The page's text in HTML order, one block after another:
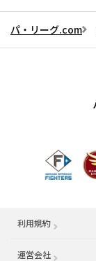
パ・リーグ.com
利用規約
運営会社 （別ウィン